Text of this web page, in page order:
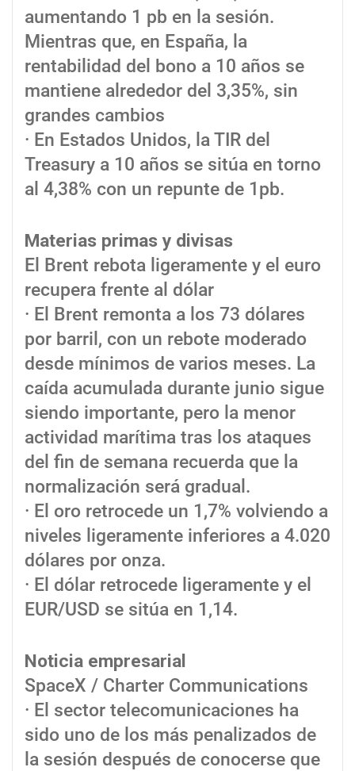
aumentando 1 pb en la sesión.
Mientras que, en España, la
rentabilidad del bono a 10 años se
mantiene alrededor del 3,35%, sin
grandes cambios
· En Estados Unidos, la TIR del
Treasury a 10 años se sitúa en torno
al 4,38% con un repunte de 1pb.
Materias primas y divisas
El Brent rebota ligeramente y el euro
recupera frente al dólar
· El Brent remonta a los 73 dólares
por barril, con un rebote moderado
desde mínimos de varios meses. La
caída acumulada durante junio sigue
siendo importante, pero la menor
actividad marítima tras los ataques
del fin de semana recuerda que la
normalización será gradual.
· El oro retrocede un 1,7% volviendo a
niveles ligeramente inferiores a 4.020
dólares por onza.
· El dólar retrocede ligeramente y el
EUR/USD se sitúa en 1,14.
Noticia empresarial
SpaceX / Charter Communications
· El sector telecomunicaciones ha
sido uno de los más penalizados de
la sesión después de conocerse que